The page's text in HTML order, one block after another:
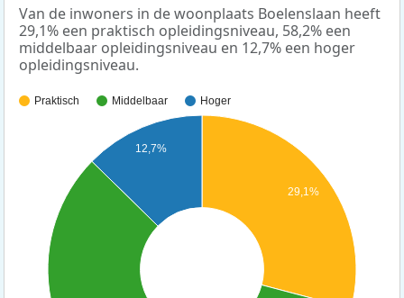
Van de inwoners in de woonplaats Boelenslaan heeft
29,1% een praktisch opleidingsniveau, 58,2% een
middelbaar opleidingsniveau en 12,7% een hoger
opleidingsniveau.
Praktisch Middelbaar Hoger
29,1%
12,7%